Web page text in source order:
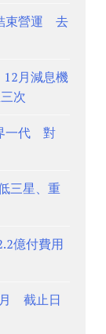
束營運 去
月減息機
次
一代 對
三星、重
億付費用
月 截止日